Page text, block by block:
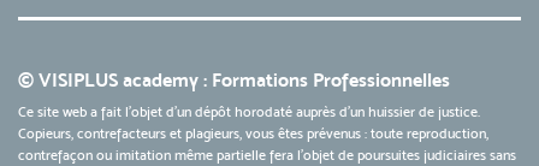
© VISIPLUS academy : Formations Professionnelles
Ce site web a fait l'objet d'un dépôt horodaté auprès d'un huissier de justice.
Copieurs, contrefacteurs et plagieurs, vous êtes prévenus : toute reproduction,
contrefaçon ou imitation même partielle fera l'objet de poursuites judiciaires sans